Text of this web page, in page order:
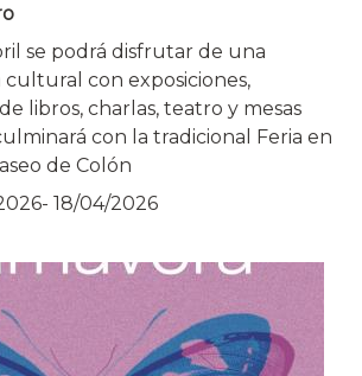
se podrá disfrutar de una
con exposiciones,
libros, charlas, teatro y mesas
con la tradicional Feria en
de Colón
- 18/04/2026